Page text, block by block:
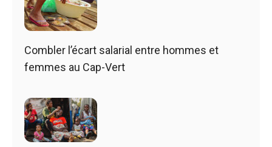
Combler l’écart salarial entre hommes et
femmes au Cap-Vert